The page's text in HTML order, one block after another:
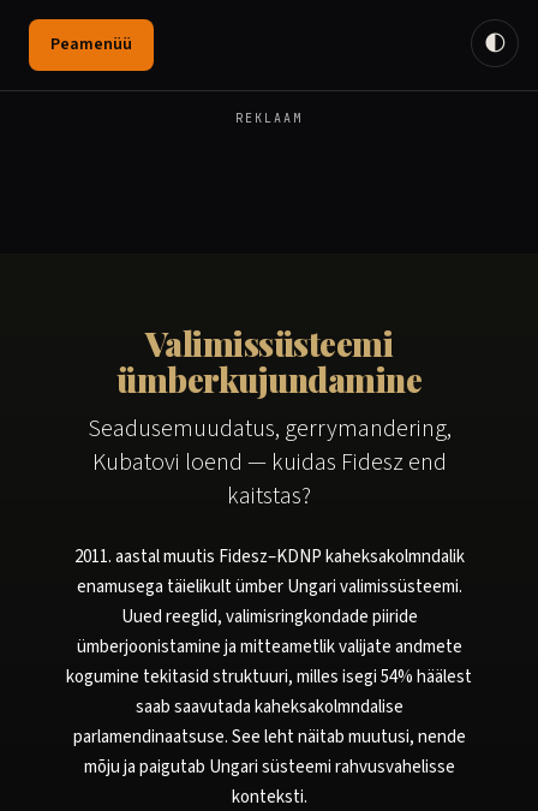
Peamenüü
REKLAAM
🌓
Valimissüsteemi
ümberkujundamine
Seadusemuudatus, gerrymandering,
Kubatovi loend — kuidas Fidesz end
kaitstas?
2011. aastal muutis Fidesz–KDNP kaheksakolmndalik
enamusega täielikult ümber Ungari valimissüsteemi.
Uued reeglid, valimisringkondade piiride
ümberjoonistamine ja mitteametlik valijate andmete
kogumine tekitasid struktuuri, milles isegi 54% häälest
saab saavutada kaheksakolmndalise
parlamendinaatsuse. See leht näitab muutusi, nende
mõju ja paigutab Ungari süsteemi rahvusvahelisse
konteksti.